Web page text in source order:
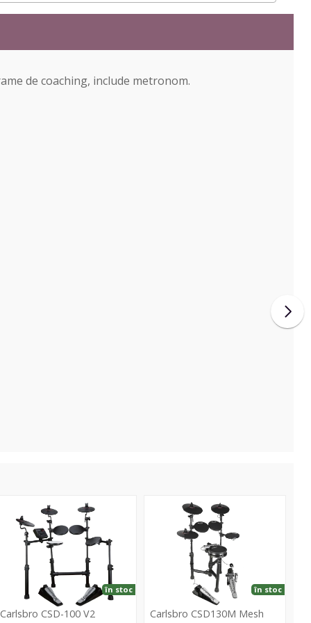
de coaching, include metronom.
Carlsbro CSD-100 V2
în stoc
CSD130M
Carlsbro CSD130M Mesh
în stoc